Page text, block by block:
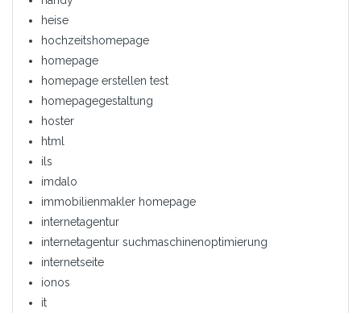
heise
hochzeitshomepage
homepage
homepage erstellen test
homepagegestaltung
hoster
html
ils
imdalo
immobilienmakler homepage
internetagentur
internetagentur suchmaschinenoptimierung
internetseite
ionos
it